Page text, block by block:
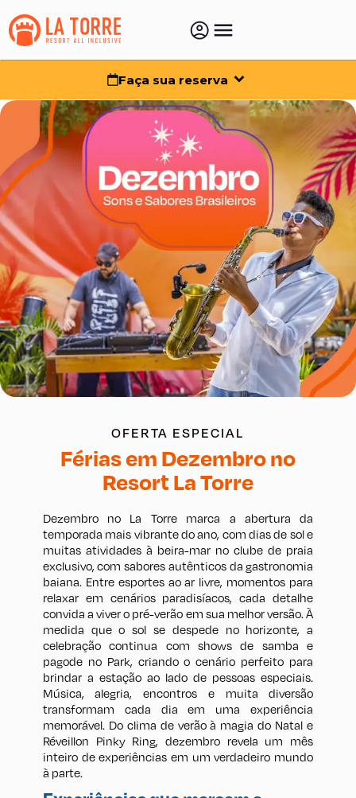
Faça sua reserva
OFERTA ESPECIAL
Férias em Dezembro no
Resort La Torre
Dezembro no La Torre marca a abertura da
temporada mais vibrante do ano, com dias de sol e
muitas atividades à beira-mar no clube de praia
exclusivo, com sabores autênticos da gastronomia
baiana. Entre esportes ao ar livre, momentos para
relaxar em cenários paradisíacos, cada detalhe
convida a viver o pré-verão em sua melhor versão. À
medida que o sol se despede no horizonte, a
celebração continua com shows de samba e
pagode no Park, criando o cenário perfeito para
brindar a estação ao lado de pessoas especiais.
Música, alegria, encontros e muita diversão
transformam cada dia em uma experiência
memorável. Do clima de verão à magia do Natal e
Réveillon Pinky Ring, dezembro revela um mês
inteiro de experiências em um verdadeiro mundo
à parte.